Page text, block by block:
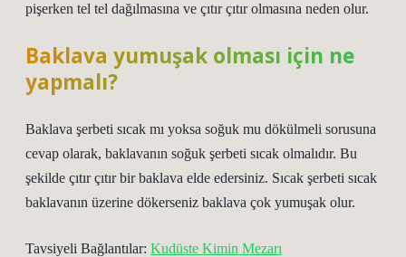
pişerken tel tel dağılmasına ve çıtır çıtır olmasına neden olur.
Baklava yumuşak olması için ne
yapmalı?
Baklava şerbeti sıcak mı yoksa soğuk mu dökülmeli sorusuna
cevap olarak, baklavanın soğuk şerbeti sıcak olmalıdır. Bu
şekilde çıtır çıtır bir baklava elde edersiniz. Sıcak şerbeti sıcak
baklavanın üzerine dökerseniz baklava çok yumuşak olur.
Tavsiyeli Bağlantılar: Kudüste Kimin Mezarı